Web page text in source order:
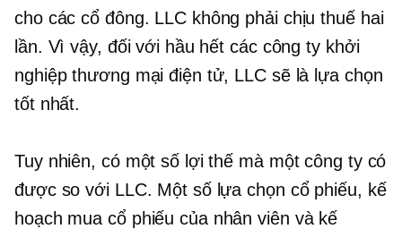
cho các cổ đông. LLC không phải chịu thuế hai
lần. Vì vậy, đối với hầu hết các công ty khởi
nghiệp thương mại điện tử, LLC sẽ là lựa chọn
tốt nhất.
Tuy nhiên, có một số lợi thế mà một công ty có
được so với LLC. Một số lựa chọn cổ phiếu, kế
hoạch mua cổ phiếu của nhân viên và kế